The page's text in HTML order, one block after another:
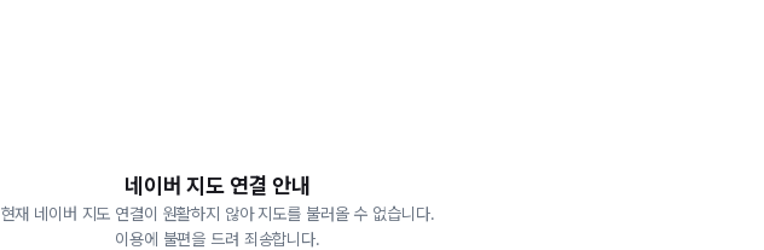
네이버 지도 연결 안내
현재 네이버 지도 연결이 원활하지 않아 지도를 불러올 수 없습니다.
이용에 불편을 드려 죄송합니다.